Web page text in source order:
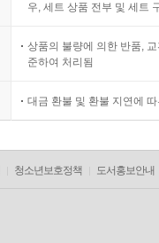
우, 세트 상품 전부 및 세트
상품의 불량에 의한 반품,
준하여 처리됨
대금 환불 및 환불 지연에
청소년보호정책 도서홍보안내